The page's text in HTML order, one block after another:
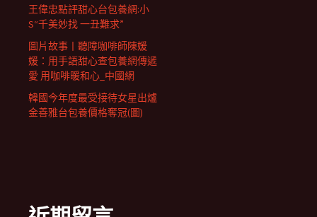
王偉忠點評甜心台包養網:小
S“千美妙找 一丑難求”
圖片故事丨聽障咖啡師陳媛
媛：用手語甜心查包養網傳遞
愛 用咖啡暖和心_中國網
韓國今年度最受接待女星出爐
金善雅台包養價格奪冠(圖)